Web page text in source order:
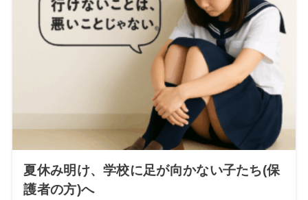
夏休み明け、学校に足が向かない子たち(保
護者の方)へ